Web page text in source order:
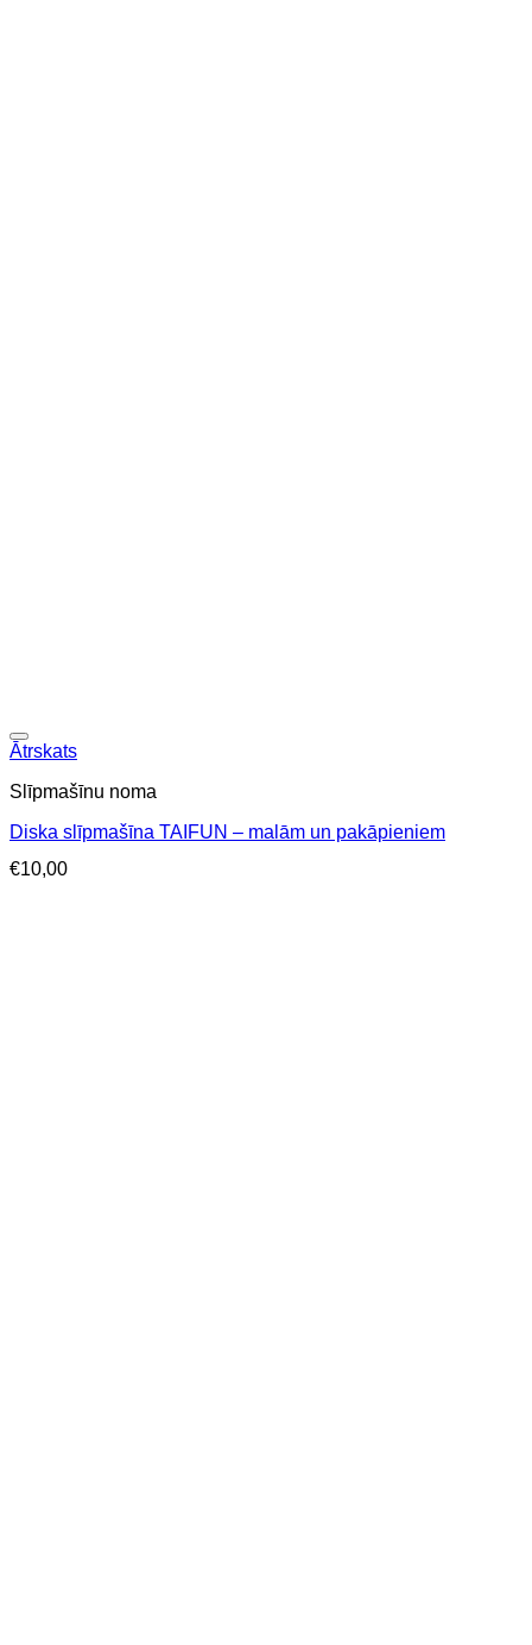
Ātrskats
Slīpmašīnu noma
Diska slīpmašīna TAIFUN – malām un pakāpieniem
€10,00